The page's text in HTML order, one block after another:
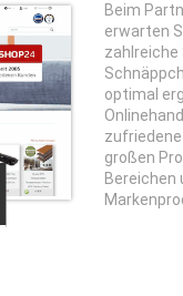
Beim
erwarten
optimal
großen
Bereichen